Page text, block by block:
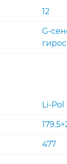
12
G-
Li-Pol
477